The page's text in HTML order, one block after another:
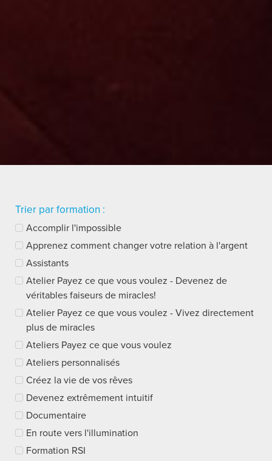
Trier par formation :
Accomplir l'impossible
Apprenez comment changer votre relation à l'argent
Assistants
Atelier Payez ce que vous voulez - Devenez de
véritables faiseurs de miracles!
Atelier Payez ce que vous voulez - Vivez directement
plus de miracles
Ateliers Payez ce que vous voulez
Ateliers personnalisés
Créez la vie de vos rêves
Devenez extrêmement intuitif
Documentaire
En route vers l'illumination
Formation RSI